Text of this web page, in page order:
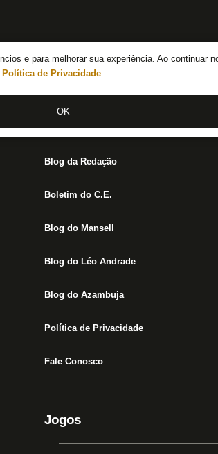
e para melhorar sua experiência. Ao continuar
Política de Privacidade .
OK
Notícias do Botafogo
Fórum
Jogos
Blog da Redação
Boletim do C.E.
Blog do Mansell
Blog do Léo Andrade
Blog do Azambuja
Política de Privacidade
Fale Conosco
Jogos
x Vasco, sábado, no